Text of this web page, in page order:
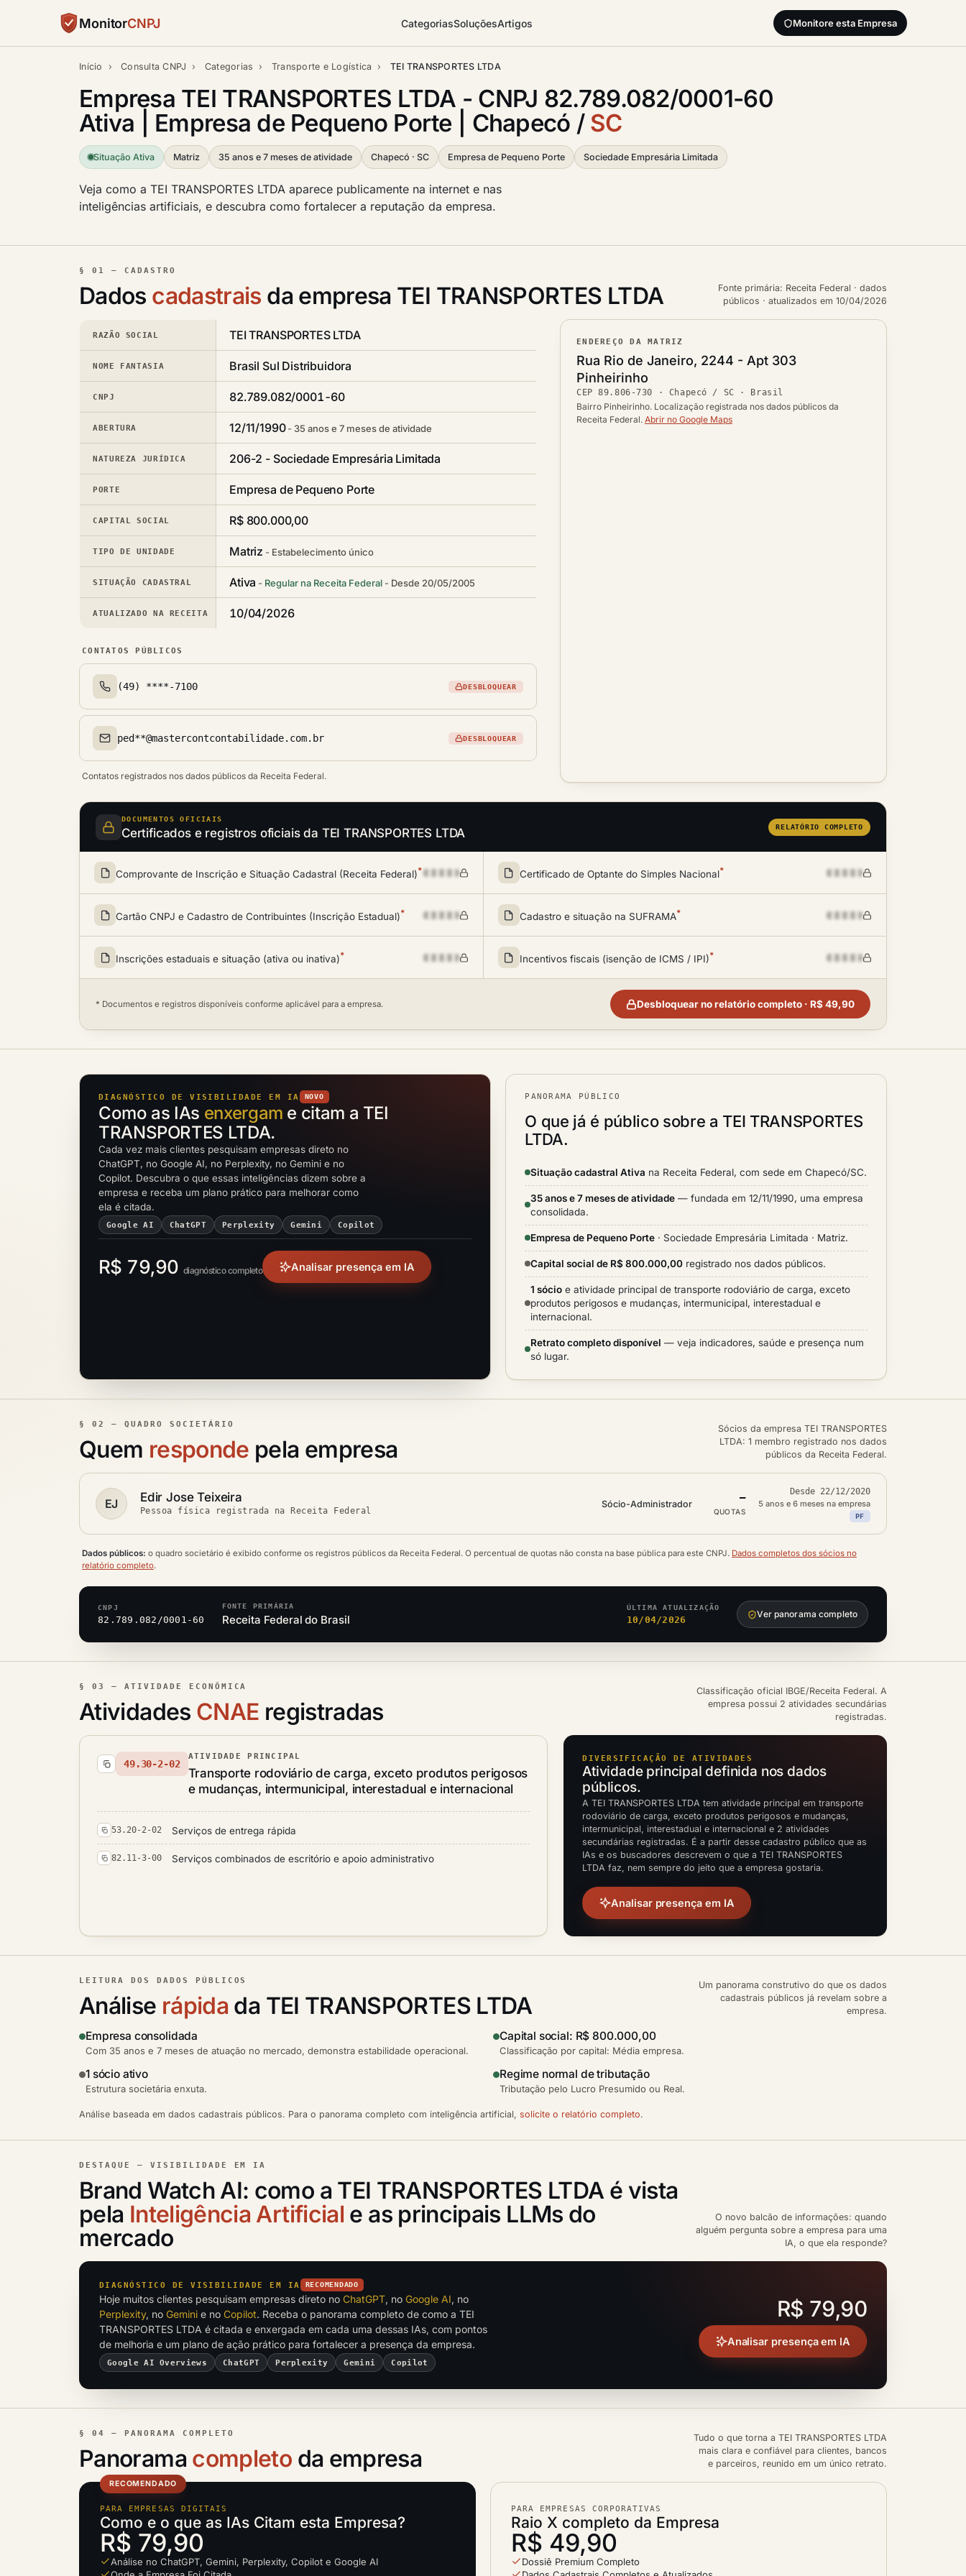
MonitorCNPJ CategoriasSoluçõesArtigos Monitore esta Empresa
Início › Consulta CNPJ › Categorias › Transporte e Logística › TEI TRANSPORTES LTDA
Empresa TEI TRANSPORTES LTDA - CNPJ 82.789.082/0001-60
Ativa | Empresa de Pequeno Porte | Chapecó / SC
Situação Ativa Matriz 35 anos e 7 meses de atividade Chapecó · SC Empresa de Pequeno Porte Sociedade Empresária Limitada
Veja como a TEI TRANSPORTES LTDA aparece publicamente na internet e nas
inteligências artificiais, e descubra como fortalecer a reputação da empresa.
§ 01 — CADASTRO
Dados cadastrais da empresa TEI TRANSPORTES LTDA
Fonte primária: Receita Federal · dados
públicos · atualizados em 10/04/2026
RAZÃO SOCIAL TEI TRANSPORTES LTDA
NOME FANTASIA Brasil Sul Distribuidora
CNPJ 82.789.082/0001-60
ABERTURA 12/11/1990 35 anos e 7 meses de atividade
NATUREZA JURÍDICA 206-2 - Sociedade Empresária Limitada
PORTE Empresa de Pequeno Porte
CAPITAL SOCIAL R$ 800.000,00
TIPO DE UNIDADE Matriz Estabelecimento único
SITUAÇÃO CADASTRAL Ativa Regular na Receita Federal Desde 20/05/2005
ATUALIZADO NA RECEITA 10/04/2026
CONTATOS PÚBLICOS
Telefone(s)
(49) ****-7100 DESBLOQUEAR
Email(s)
ped**@mastercontcontabilidade.com.br DESBLOQUEAR
Contatos registrados nos dados públicos da Receita Federal.
ENDEREÇO DA MATRIZ
Logradouro
Rua Rio de Janeiro, 2244 - Apt 303
Bairro
Pinheirinho
CEP
CEP89.806-730 ·
Cidade / UF
Chapecó / SC · Brasil
Bairro Pinheirinho. Localização registrada nos dados públicos da
Receita Federal. Abrir no Google Maps
DOCUMENTOS OFICIAIS
Certificados e registros oficiais da TEI TRANSPORTES LTDA RELATÓRIO COMPLETO
Comprovante de Inscrição e Situação Cadastral (Receita Federal)* Certificado de Optante do Simples Nacional*
Cartão CNPJ e Cadastro de Contribuintes (Inscrição Estadual)* Cadastro e situação na SUFRAMA*
Inscrições estaduais e situação (ativa ou inativa)* Incentivos fiscais (isenção de ICMS / IPI)*
* Documentos e registros disponíveis conforme aplicável para a empresa. Desbloquear no relatório completo · R$ 49,90
DIAGNÓSTICO DE VISIBILIDADE EM IA NOVO
Como as IAs enxergam e citam a TEI
TRANSPORTES LTDA.
Cada vez mais clientes pesquisam empresas direto no
ChatGPT, no Google AI, no Perplexity, no Gemini e no
Copilot. Descubra o que essas inteligências dizem sobre a
empresa e receba um plano prático para melhorar como
ela é citada.
Google AI ChatGPT Perplexity Gemini Copilot
R$ 79,90 diagnóstico completo Analisar presença em IA
PANORAMA PÚBLICO
O que já é público sobre a TEI TRANSPORTES
LTDA.
Situação cadastral Ativa na Receita Federal, com sede em Chapecó/SC.
35 anos e 7 meses de atividade — fundada em 12/11/1990, uma empresa
consolidada.
Empresa de Pequeno Porte · Sociedade Empresária Limitada · Matriz.
Capital social de R$ 800.000,00 registrado nos dados públicos.
1 sócio e atividade principal de transporte rodoviário de carga, exceto
produtos perigosos e mudanças, intermunicipal, interestadual e
internacional.
Retrato completo disponível — veja indicadores, saúde e presença num
só lugar.
§ 02 — QUADRO SOCIETÁRIO
Quem responde pela empresa
Sócios da empresa TEI TRANSPORTES
LTDA: 1 membro registrado nos dados
públicos da Receita Federal.
EJ Edir Jose Teixeira
Pessoa física registrada na Receita Federal
Sócio-Administrador
—
QUOTAS
Desde 22/12/2020
5 anos e 6 meses na empresa
PF
Dados públicos: o quadro societário é exibido conforme os registros públicos da Receita Federal. O percentual de quotas não consta na base pública para este CNPJ. Dados completos dos sócios no
relatório completo.
CNPJ
82.789.082/0001-60
FONTE PRIMÁRIA
Receita Federal do Brasil
ÚLTIMA ATUALIZAÇÃO
10/04/2026 Ver panorama completo
§ 03 — ATIVIDADE ECONÔMICA
Atividades CNAE registradas
Classificação oficial IBGE/Receita Federal. A
empresa possui 2 atividades secundárias
registradas.
49.30-2-02
ATIVIDADE PRINCIPAL
Transporte rodoviário de carga, exceto produtos perigosos
e mudanças, intermunicipal, interestadual e internacional
53.20-2-02 Serviços de entrega rápida
82.11-3-00 Serviços combinados de escritório e apoio administrativo
DIVERSIFICAÇÃO DE ATIVIDADES
Atividade principal definida nos dados
públicos.
A TEI TRANSPORTES LTDA tem atividade principal em transporte
rodoviário de carga, exceto produtos perigosos e mudanças,
intermunicipal, interestadual e internacional e 2 atividades
secundárias registradas. É a partir desse cadastro público que as
IAs e os buscadores descrevem o que a TEI TRANSPORTES
LTDA faz, nem sempre do jeito que a empresa gostaria.
Analisar presença em IA
LEITURA DOS DADOS PÚBLICOS
Análise rápida da TEI TRANSPORTES LTDA
Um panorama construtivo do que os dados
cadastrais públicos já revelam sobre a
empresa.
Empresa consolidada
Com 35 anos e 7 meses de atuação no mercado, demonstra estabilidade operacional.
Capital social: R$ 800.000,00
Classificação por capital: Média empresa.
1 sócio ativo
Estrutura societária enxuta.
Regime normal de tributação
Tributação pelo Lucro Presumido ou Real.
Análise baseada em dados cadastrais públicos. Para o panorama completo com inteligência artificial, solicite o relatório completo.
DESTAQUE — VISIBILIDADE EM IA
Brand Watch AI: como a TEI TRANSPORTES LTDA é vista
pela Inteligência Artificial e as principais LLMs do
mercado
O novo balcão de informações: quando
alguém pergunta sobre a empresa para uma
IA, o que ela responde?
DIAGNÓSTICO DE VISIBILIDADE EM IA RECOMENDADO
Hoje muitos clientes pesquisam empresas direto no ChatGPT, no Google AI, no
Perplexity, no Gemini e no Copilot. Receba o panorama completo de como a TEI
TRANSPORTES LTDA é citada e enxergada em cada uma dessas IAs, com pontos
de melhoria e um plano de ação prático para fortalecer a presença da empresa.
Google AI Overviews ChatGPT Perplexity Gemini Copilot
R$ 79,90
Analisar presença em IA
§ 04 — PANORAMA COMPLETO
Panorama completo da empresa
Tudo o que torna a TEI TRANSPORTES LTDA
mais clara e confiável para clientes, bancos
e parceiros, reunido em um único retrato.
RECOMENDADO
PARA EMPRESAS DIGITAIS
Como e o que as IAs Citam esta Empresa?
R$ 79,90
Análise no ChatGPT, Gemini, Perplexity, Copilot e Google AI
PARA EMPRESAS CORPORATIVAS
Raio X completo da Empresa
R$ 49,90
Dossiê Premium Completo